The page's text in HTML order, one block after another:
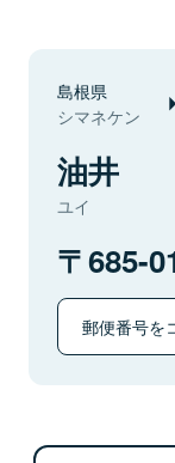
島根県
シマネケン
油井
ユイ
685-
郵便番号を